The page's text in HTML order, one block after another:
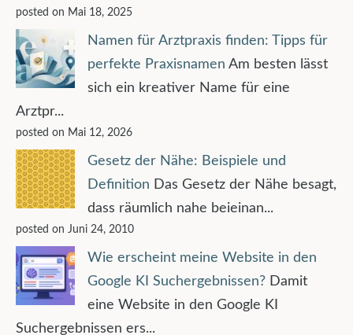
posted on Mai 18, 2025
Namen für Arztpraxis finden: Tipps für
perfekte Praxisnamen Am besten lässt
sich ein kreativer Name für eine
Arztpr...
posted on Mai 12, 2026
Gesetz der Nähe: Beispiele und
Definition Das Gesetz der Nähe besagt,
dass räumlich nahe beieinan...
posted on Juni 24, 2010
Wie erscheint meine Website in den
Google KI Suchergebnissen? Damit
eine Website in den Google KI
Suchergebnissen ers...